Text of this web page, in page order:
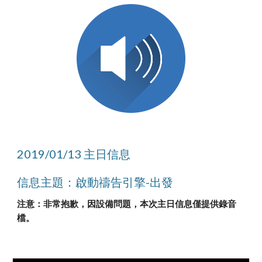
2019/01/13 主日信息
信息主題：啟動禱告引擎-出發
注意：非常抱歉，因設備問題，本次主日信息僅提供錄音
檔。